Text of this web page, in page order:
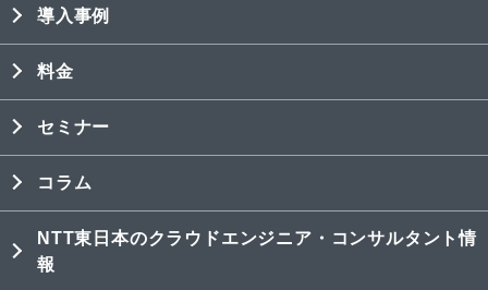
導入事例
料金
セミナー
コラム
NTT東日本のクラウドエンジニア・コンサルタント情
報